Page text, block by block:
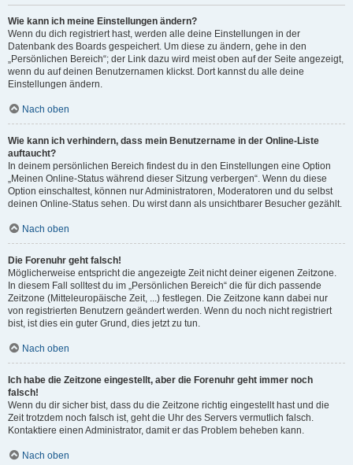
Wie kann ich meine Einstellungen ändern?
Wenn du dich registriert hast, werden alle deine Einstellungen in der
Datenbank des Boards gespeichert. Um diese zu ändern, gehe in den
„Persönlichen Bereich“; der Link dazu wird meist oben auf der Seite angezeigt,
wenn du auf deinen Benutzernamen klickst. Dort kannst du alle deine
Einstellungen ändern.
Nach oben
Wie kann ich verhindern, dass mein Benutzername in der Online-Liste
auftaucht?
In deinem persönlichen Bereich findest du in den Einstellungen eine Option
„Meinen Online-Status während dieser Sitzung verbergen“. Wenn du diese
Option einschaltest, können nur Administratoren, Moderatoren und du selbst
deinen Online-Status sehen. Du wirst dann als unsichtbarer Besucher gezählt.
Nach oben
Die Forenuhr geht falsch!
Möglicherweise entspricht die angezeigte Zeit nicht deiner eigenen Zeitzone.
In diesem Fall solltest du im „Persönlichen Bereich“ die für dich passende
Zeitzone (Mitteleuropäische Zeit, ...) festlegen. Die Zeitzone kann dabei nur
von registrierten Benutzern geändert werden. Wenn du noch nicht registriert
bist, ist dies ein guter Grund, dies jetzt zu tun.
Nach oben
Ich habe die Zeitzone eingestellt, aber die Forenuhr geht immer noch
falsch!
Wenn du dir sicher bist, dass du die Zeitzone richtig eingestellt hast und die
Zeit trotzdem noch falsch ist, geht die Uhr des Servers vermutlich falsch.
Kontaktiere einen Administrator, damit er das Problem beheben kann.
Nach oben